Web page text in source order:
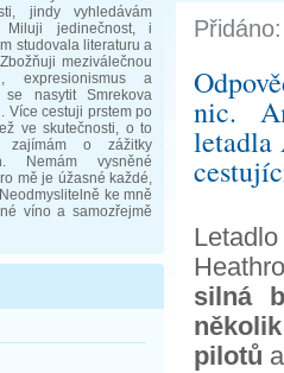
jindy vyhledávám
Miluji jedinečnost, i
studovala literaturu a
meziválečnou
expresionismus a
se nasytit Smrekova
Více cestuji prstem po
ve skutečnosti, o to
o zážitky
Nemám vysněné
mě je úžasné každé,
ke mně
víno a samozřejmě
nic.
letadla
silná
pilotů